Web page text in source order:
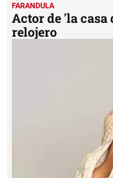
FARANDULA
Actor de 'la casa
relojero